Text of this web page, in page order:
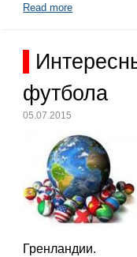
Read more
футбола
05.07.2015
Гренландии.